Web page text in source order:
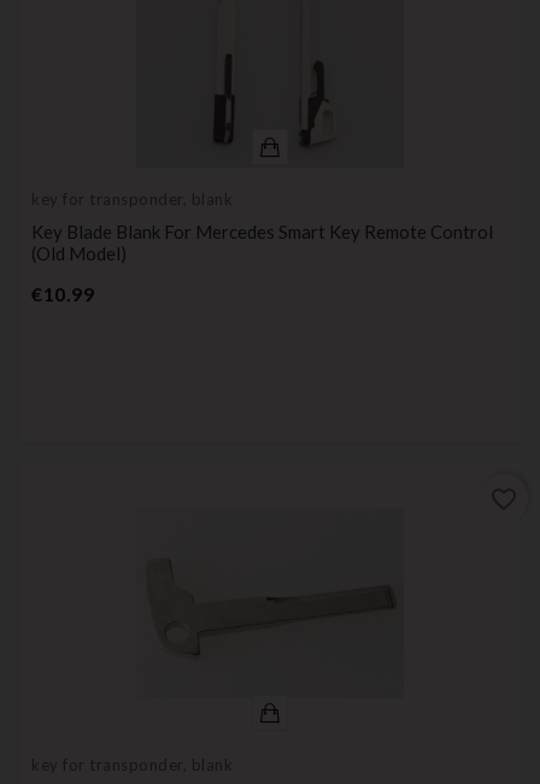
key for transponder, blank
Key Blade Blank For Mercedes Smart Key Remote Control
(old Model)
€10.99Price
key for transponder, blank